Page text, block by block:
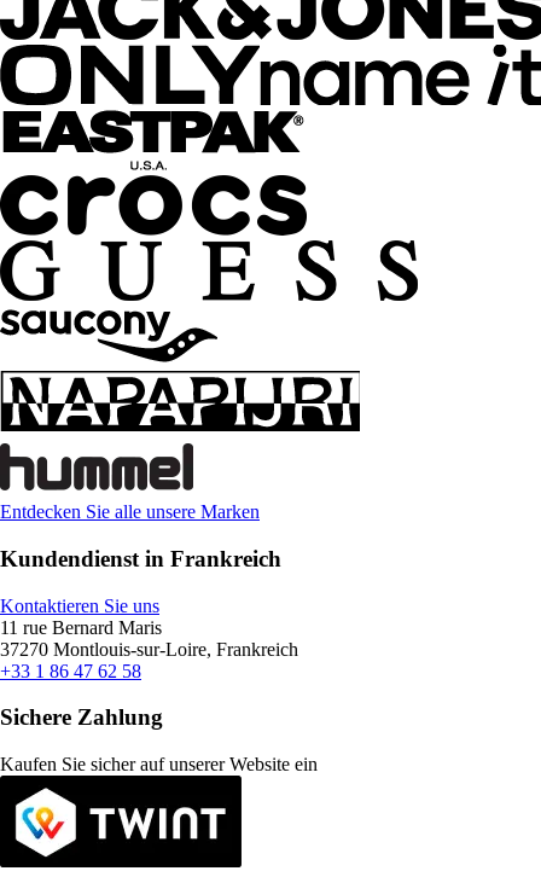
Entdecken Sie alle unsere Marken
Kundendienst in Frankreich
Kontaktieren Sie uns
11 rue Bernard Maris
37270 Montlouis-sur-Loire, Frankreich
+33 1 86 47 62 58
Sichere Zahlung
Kaufen Sie sicher auf unserer Website ein